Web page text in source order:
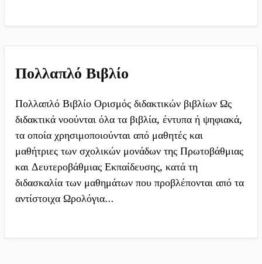
Πολλαπλό Βιβλίο
Πολλαπλό Βιβλίο Ορισμός διδακτικών βιβλίων Ως
διδακτικά νοούνται όλα τα βιβλία, έντυπα ή ψηφιακά,
τα οποία χρησιμοποιούνται από μαθητές και
μαθήτριες των σχολικών μονάδων της Πρωτοβάθμιας
και Δευτεροβάθμιας Εκπαίδευσης, κατά τη
διδασκαλία των μαθημάτων που προβλέπονται από τα
αντίστοιχα Ωρολόγια…